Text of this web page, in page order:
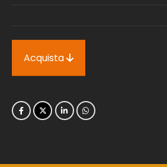
Acquista